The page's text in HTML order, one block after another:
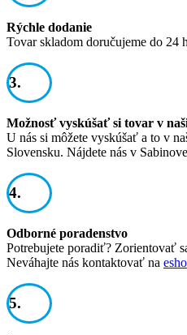
Rýchle dodanie
Tovar skladom doručujeme do 24
3.
Možnosť vyskúšať si tovar v
U nás si môžete vyskúšať a to v
Slovensku. Nájdete nás v
4.
Odborné poradenstvo
Potrebujete poradiť? Zorientovať
Neváhajte nás kontaktovať na
5.